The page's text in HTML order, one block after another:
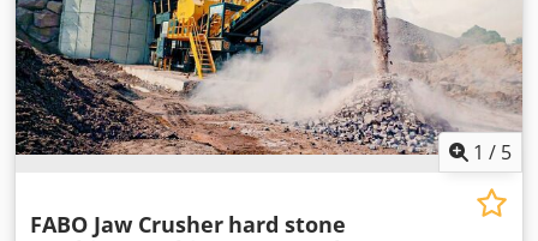
1 / 5
FABO Jaw Crusher hard stone